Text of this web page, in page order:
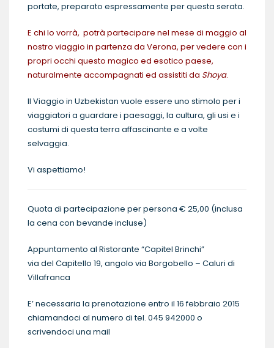
portate, preparato espressamente per questa serata.
E chi lo vorrà, potrà partecipare nel mese di maggio al
nostro viaggio in partenza da Verona, per vedere con i
propri occhi questo magico ed esotico paese,
naturalmente accompagnati ed assistiti da Shoya.
Il Viaggio in Uzbekistan vuole essere uno stimolo per i
viaggiatori a guardare i paesaggi, la cultura, gli usi e i
costumi di questa terra affascinante e a volte
selvaggia.
Vi aspettiamo!
Quota di partecipazione per persona € 25,00 (inclusa
la cena con bevande incluse)
Appuntamento al Ristorante “Capitel Brinchi”
via del Capitello 19, angolo via Borgobello – Caluri di
Villafranca
E’ necessaria la prenotazione entro il 16 febbraio 2015
chiamandoci al numero di tel. 045 942000 o
scrivendoci una mail